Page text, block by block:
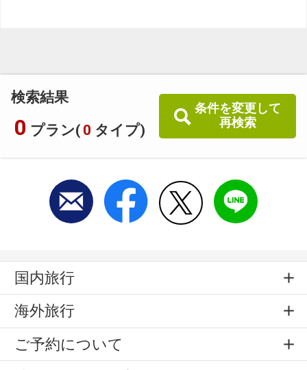
検索結果
0 プラン( 0 タイプ)
条件を変更して
再検索
国内旅行
海外旅行
ご予約について